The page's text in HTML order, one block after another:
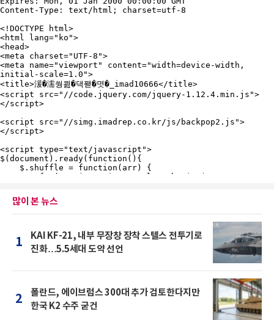
많이 본 뉴스
1
KAI KF-21, 내부 무장창 장착 스텔스 전투기로
진화…5.5세대 도약 선언
2
폴란드, 에이브럼스 300대 추가 검토한다지만
한국 K2 수주 굳건